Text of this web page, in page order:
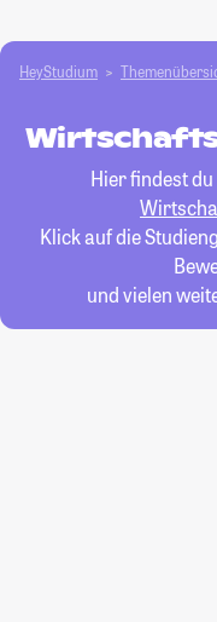
HeyStudium
Hier findest
Klick auf die
und vielen